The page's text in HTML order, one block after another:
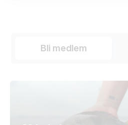
Bli medlem